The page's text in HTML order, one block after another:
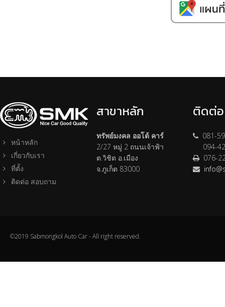
หน้าหลัก
เกี่ยวกับเรา
ที่ตั้ง
ติดต่อ สอบถาม
สาขาหลัก
ทรัพย์มงคล ออโต้ คาร์
2/27 หมู่ 2 ถนนเจ้าฟ้า
ต.วิชิต อ.เมือง
จ.ภูเก็ต 83000
ติดต่
081-
094-
076-
©2019 Sabmongkol Auto Car - All right reserved.